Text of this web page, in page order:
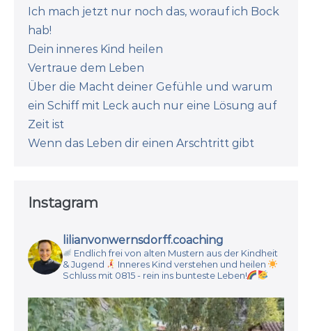
Ich mach jetzt nur noch das, worauf ich Bock
hab!
Dein inneres Kind heilen
Vertraue dem Leben
Über die Macht deiner Gefühle und warum
ein Schiff mit Leck auch nur eine Lösung auf
Zeit ist
Wenn das Leben dir einen Arschtritt gibt
Instagram
lilianvonwernsdorff.coaching
Endlich frei von alten Mustern aus der Kindheit
& Jugend
Inneres Kind verstehen und heilen
Schluss mit 0815 - rein ins bunteste Leben!